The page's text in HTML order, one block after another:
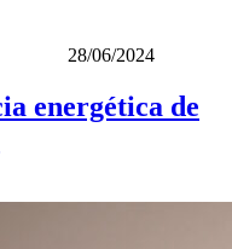
28/06/2024
energética de